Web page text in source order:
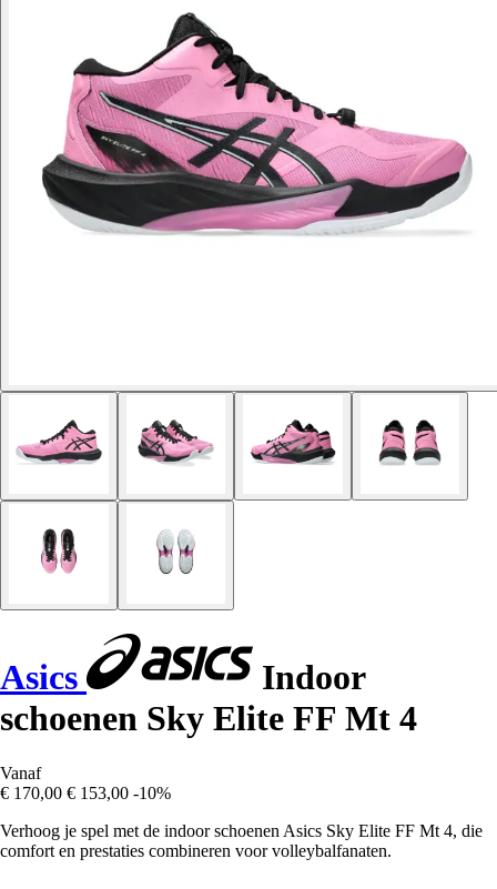
Asics
Indoor
schoenen Sky Elite FF Mt 4
Vanaf
€ 170,00 € 153,00 -10%
Verhoog je spel met de indoor schoenen Asics Sky Elite FF Mt 4, die
comfort en prestaties combineren voor volleybalfanaten.